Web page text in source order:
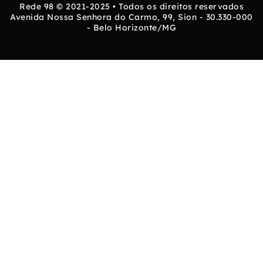
Rede 98 © 2021-2025 • Todos os direitos reservados
Avenida Nossa Senhora do Carmo, 99, Sion - 30.330-000
- Belo Horizonte/MG